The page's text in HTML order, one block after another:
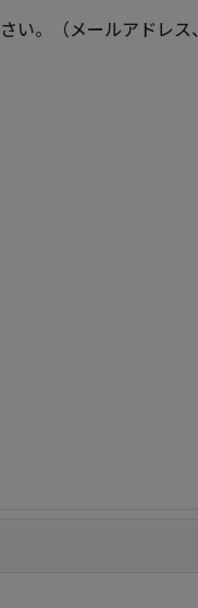
。（メールアドレス、